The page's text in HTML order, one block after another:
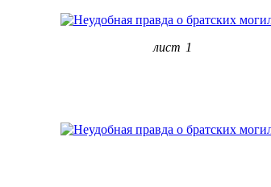
лист 1